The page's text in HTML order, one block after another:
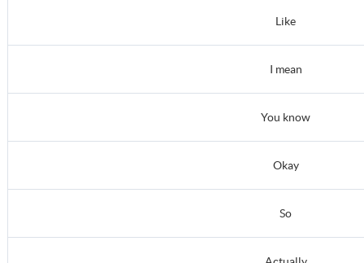
Like
I mean
You know
Okay
So